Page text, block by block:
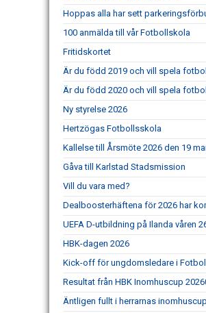
Hoppas alla har sett
100 anmälda till vår Fotbollskola
Fritidskortet
Är du född 2019 och vill spela
Är du född 2020 och vill spela
Ny styrelse 2026
Hertzögas Fotbollsskola
Kallelse till Årsmöte 2026 den 19
Gåva till Karlstad Stadsmission
Vill du vara med?
Dealboosterhäftena för 2026 har
UEFA D-utbildning på Ilanda våren
HBK-dagen 2026
Kick-off för ungdomsledare i Fotboll
Resultat från HBK Inomhuscup
Äntligen fullt i herrarnas inomhuscup